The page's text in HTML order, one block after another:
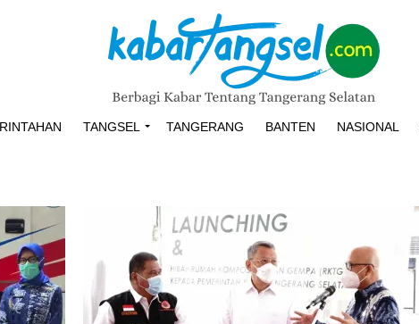
TANGSEL TANGERANG BANTEN NASIONAL